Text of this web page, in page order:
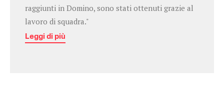
raggiunti in Domino, sono stati ottenuti grazie al
lavoro di squadra."
Leggi di più